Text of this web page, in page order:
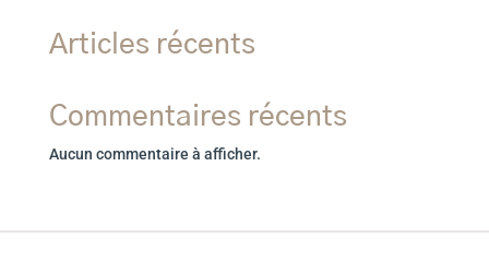
Articles récents
Commentaires récents
Aucun commentaire à afficher.